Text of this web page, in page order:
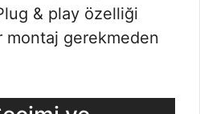
& play özelliği
montaj gerekmeden